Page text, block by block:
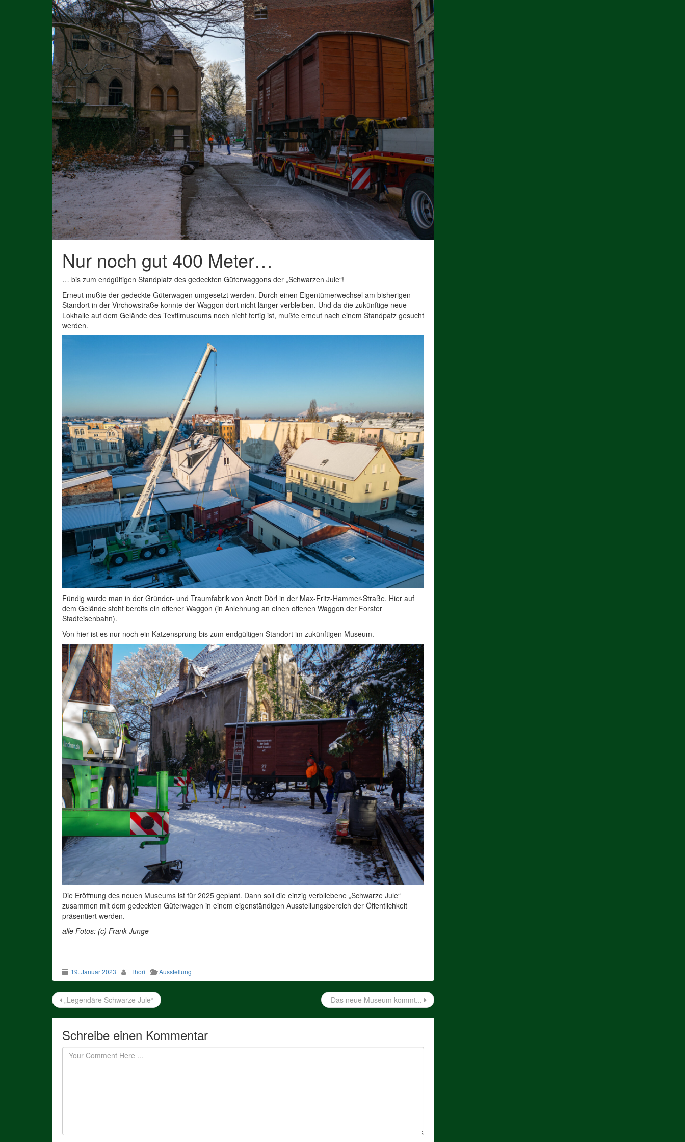
Nur noch gut 400 Meter…
… bis zum endgültigen Standplatz des gedeckten Güterwaggons der „Schwarzen Jule“!
Erneut mußte der gedeckte Güterwagen umgesetzt werden. Durch einen Eigentümerwechsel am bisherigen
Standort in der Virchowstraße konnte der Waggon dort nicht länger verbleiben. Und da die zukünftige neue
Lokhalle auf dem Gelände des Textilmuseums noch nicht fertig ist, mußte erneut nach einem Standpatz gesucht
werden.
Fündig wurde man in der Gründer- und Traumfabrik von Anett Dörl in der Max-Fritz-Hammer-Straße. Hier auf
dem Gelände steht bereits ein offener Waggon (in Anlehnung an einen offenen Waggon der Forster
Stadteisenbahn).
Von hier ist es nur noch ein Katzensprung bis zum endgültigen Standort im zukünftigen Museum.
Die Eröffnung des neuen Museums ist für 2025 geplant. Dann soll die einzig verbliebene „Schwarze Jule“
zusammen mit dem gedeckten Güterwagen in einem eigenständigen Ausstellungsbereich der Öffentlichkeit
präsentiert werden.
alle Fotos: (c) Frank Junge
19. Januar 2023 Thori Ausstellung
Beitragsnavigation
„Legendäre Schwarze Jule“ Das neue Museum kommt...
Schreibe einen Kommentar